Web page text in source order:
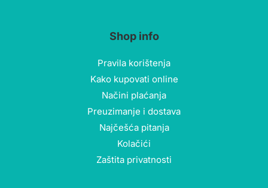
Shop info
Pravila korištenja
Kako kupovati online
Načini plaćanja
Preuzimanje i dostava
Najčešća pitanja
Kolačići
Zaštita privatnosti